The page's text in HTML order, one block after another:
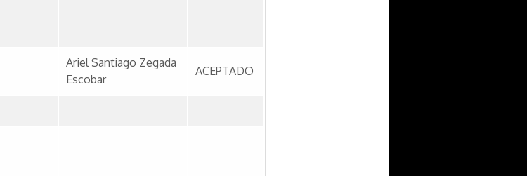
Ariel Santiago Zegada
Escobar
ACEPTADO